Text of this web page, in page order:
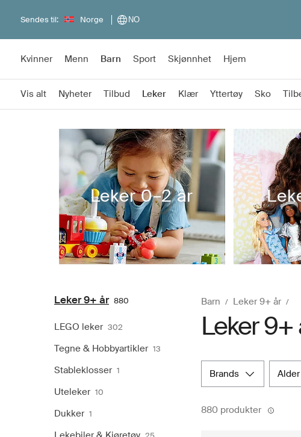
Sendes til: Norge NO
Kvinner Menn Barn Sport Skjønnhet Hjem
Vis alt Nyheter Tilbud Leker Klær Yttertøy Sko
Leker 0–2 år
Leker 9+ år 880
LEGO leker 302
Tegne & Hobbyartikler 13
Stableklosser 1
Uteleker 10
Dukker 1
Barn Leker 9+ år
Leker 9+
brands alder
880 produkter